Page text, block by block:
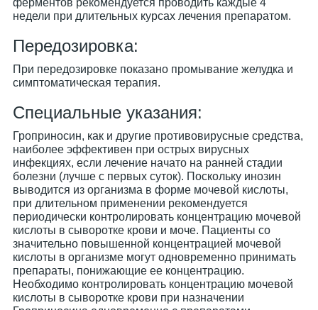
ферментов рекомендуется проводить каждые 4
недели при длительных курсах лечения препаратом.
Передозировка:
При передозировке показано промывание желудка и
симптоматическая терапия.
Специальные указания:
Гроприносин, как и другие противовирусные средства,
наиболее эффективен при острых вирусных
инфекциях, если лечение начато на ранней стадии
болезни (лучше с первых суток). Поскольку инозин
выводится из организма в форме мочевой кислоты,
при длительном применении рекомендуется
периодически контролировать концентрацию мочевой
кислоты в сыворотке крови и моче. Пациенты со
значительно повышенной концентрацией мочевой
кислоты в организме могут одновременно принимать
препараты, понижающие ее концентрацию.
Необходимо контролировать концентрацию мочевой
кислоты в сыворотке крови при назначении